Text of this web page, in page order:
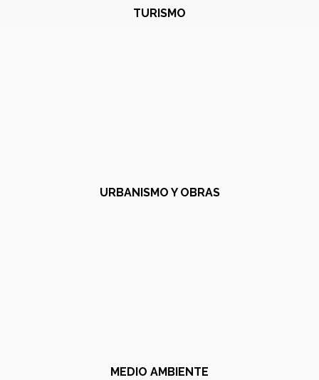
TURISMO
URBANISMO Y OBRAS
MEDIO AMBIENTE